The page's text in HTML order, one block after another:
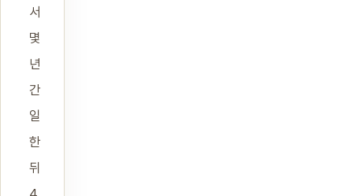
서
몇
년
간
일
한
뒤